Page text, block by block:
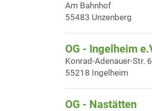
Am Bahnhof
55483 Unzenberg
OG - Ingelheim
Konrad-Adenauer-Str.
55218 Ingelheim
OG - Nastätten